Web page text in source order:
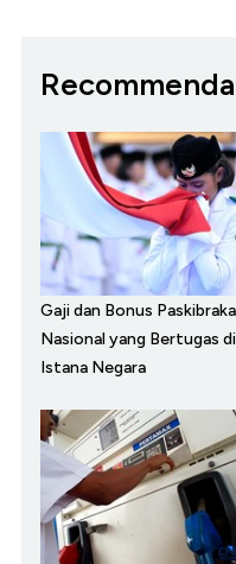
Gaji dan Bonus Paskibraka
Nasional yang Bertugas di
Istana Negara